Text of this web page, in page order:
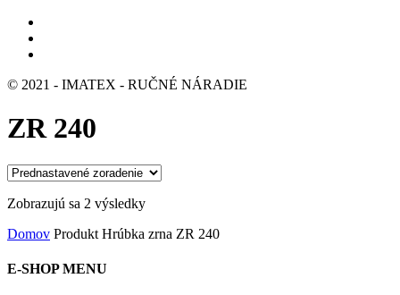
© 2021 - IMATEX - RUČNÉ NÁRADIE
ZR 240
Zobrazujú sa 2 výsledky
Domov Produkt Hrúbka zrna ZR 240
E-SHOP MENU